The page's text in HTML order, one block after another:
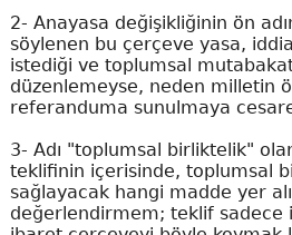
2- Anayasa değişikliğinin ön
söylenen bu çerçeve yasa,
istediği ve toplumsal
düzenlemeyse, neden milletin
referanduma sunulmaya
3- Adı "toplumsal birliktelik"
teklifinin içerisinde, toplumsal
sağlayacak hangi madde yer
değerlendirmem; teklif sadece